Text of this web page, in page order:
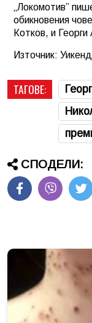
„Локомотив”
обикновения
Котков, и
Източник:
ТАГОВЕ:
СПОДЕЛИ: